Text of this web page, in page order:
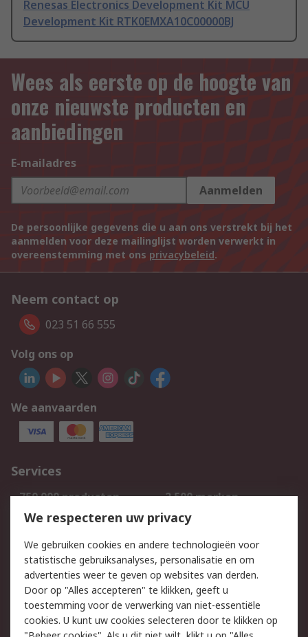
Renesas Electronics Development Kit MCU
Development Kit RTK0EMXA10C00000BJ
Wees als eerste op de hoogte van
onze nieuwste producten en
aanbiedingen
E-mailadres
Aanmelden
De persoonlijke gegevens die u aan ons verstrekt bij het
aanmelden voor deze mailinglijst worden verwerkt in
overeenstemming met ons privacybeleid.
Neem contact op
023 51 66 555
Volg ons op
We aanvaarden
Services
750.000 producten
2.500 merken
Bestellen
Inkoopoplossingen
Track & Trace
Wettelijk
Cookiebeleid
Email veiligheid
We respecteren uw privacy
We gebruiken cookies en andere technologieën voor
statistische gebruiksanalyses, personalisatie en om
advertenties weer te geven op websites van derden.
Door op "Alles accepteren" te klikken, geeft u
toestemming voor de verwerking van niet-essentiële
cookies. U kunt uw cookies selecteren door te klikken op